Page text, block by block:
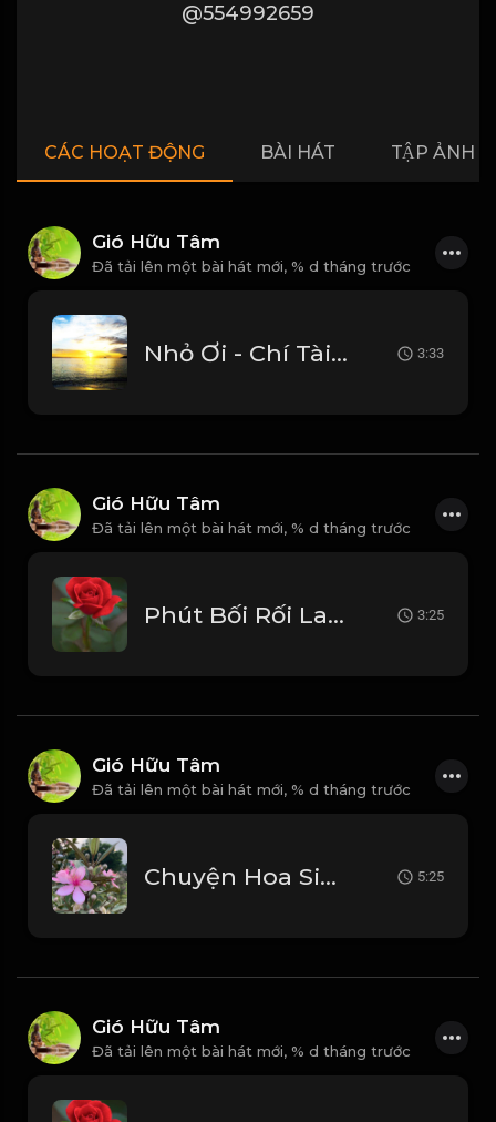
@554992659
CÁC HOẠT ĐỘNG BÀI HÁT TẬP ẢNH
Gió Hữu Tâm
Đã tải lên một bài hát mới, % d tháng trước
Nhỏ Ơi - Chí Tài Full Beat Tưởng Nhớ Danh Hài Chí Tài_1782008672743 3:33
Gió Hữu Tâm
Đã tải lên một bài hát mới, % d tháng trước
Phút Bối Rối Lam Trường_1768203785385 3:25
Gió Hữu Tâm
Đã tải lên một bài hát mới, % d tháng trước
Chuyện Hoa Sim - Đan Nguyên_1768202360495 5:25
Gió Hữu Tâm
Đã tải lên một bài hát mới, % d tháng trước